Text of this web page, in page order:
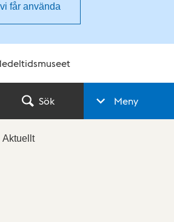
får använda
Sök Meny
Aktuellt